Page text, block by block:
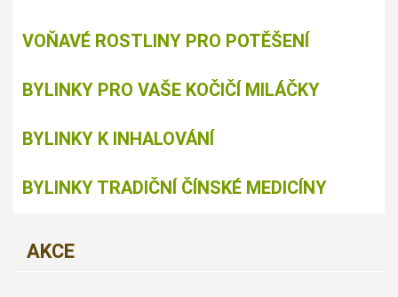
VOŇAVÉ ROSTLINY PRO POTĚŠENÍ
BYLINKY PRO VAŠE KOČIČÍ MILÁČKY
BYLINKY K INHALOVÁNÍ
BYLINKY TRADIČNÍ ČÍNSKÉ MEDICÍNY
AKCE